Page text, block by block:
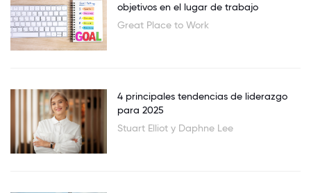
objetivos en el lugar de trabajo
Great Place to Work
4 principales tendencias de liderazgo
para 2025
Stuart Elliot y Daphne Lee